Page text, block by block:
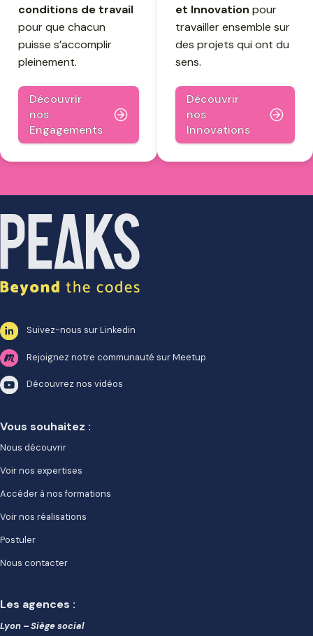
conditions de travail
pour que chacun
puisse s’accomplir
pleinement.
Découvrir
nos
Engagements
et Innovation pour
travailler ensemble sur
des projets qui ont du
sens.
Découvrir
nos
Innovations
Suivez-nous sur Linkedin
Rejoignez notre communauté sur Meetup
Découvrez nos vidéos
Vous souhaitez :
Nous découvrir
Voir nos expertises
Accéder à nos formations
Voir nos réalisations
Postuler
Nous contacter
Les agences :
Lyon – Siège social